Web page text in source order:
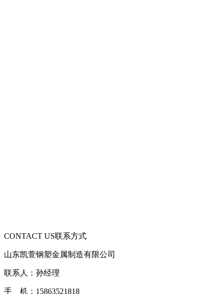
CONTACT US联系方式
山东凯萱钢塑金属制造有限公司
联系人：孙经理
手 机：15863521818